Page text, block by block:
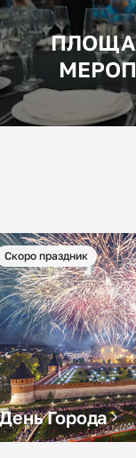
Скоро праздник
День Города